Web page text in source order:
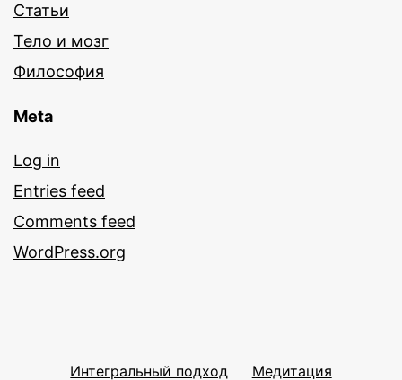
Статьи
Тело и мозг
Философия
Meta
Log in
Entries feed
Comments feed
WordPress.org
Интегральный подход Медитация